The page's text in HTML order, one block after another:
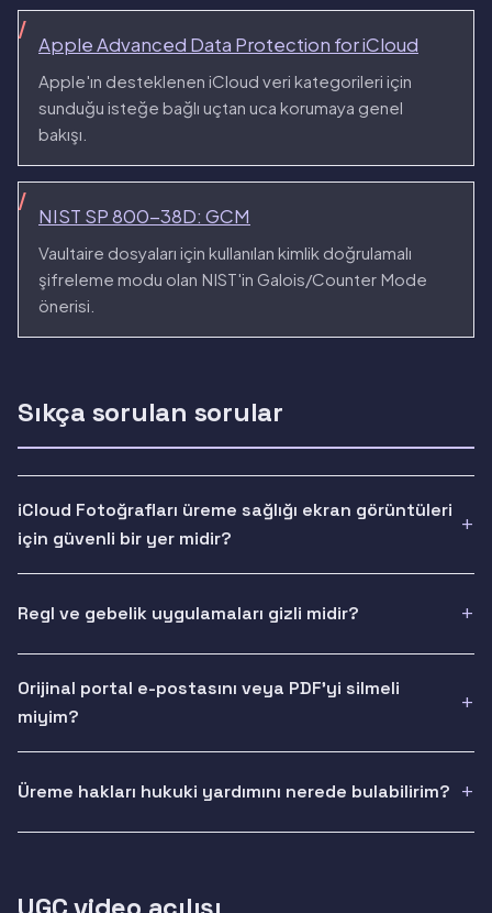
Apple Advanced Data Protection for iCloud
Apple'ın desteklenen iCloud veri kategorileri için
sunduğu isteğe bağlı uçtan uca korumaya genel
bakışı.
NIST SP 800-38D: GCM
Vaultaire dosyaları için kullanılan kimlik doğrulamalı
şifreleme modu olan NIST'in Galois/Counter Mode
önerisi.
Sıkça sorulan sorular
iCloud Fotoğrafları üreme sağlığı ekran görüntüleri
için güvenli bir yer midir?
Regl ve gebelik uygulamaları gizli midir?
Orijinal portal e-postasını veya PDF'yi silmeli
miyim?
Üreme hakları hukuki yardımını nerede bulabilirim?